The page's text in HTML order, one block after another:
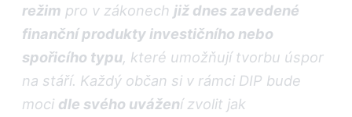
režim pro v zákonech již dnes zavedené
finanční produkty investičního nebo
spořicího typu, které umožňují tvorbu úspor
na stáří. Každý občan si v rámci DIP bude
moci dle svého uvážení zvolit jak